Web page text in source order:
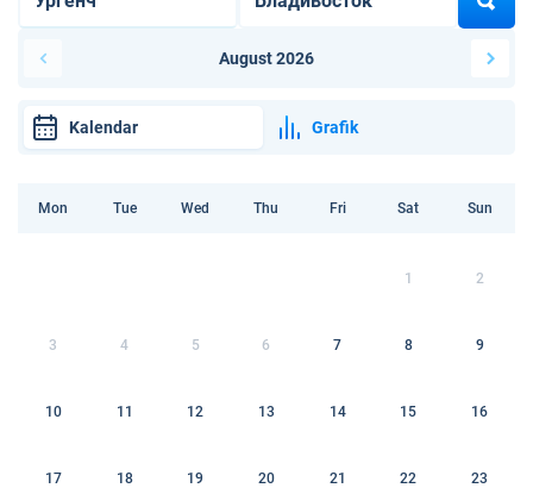
August 2026
Kalendar Grafik
Mon Tue Wed Thu Fri Sat Sun
1 2
3 4 5 6 7 8 9
10 11 12 13 14 15 16
17 18 19 20 21 22 23